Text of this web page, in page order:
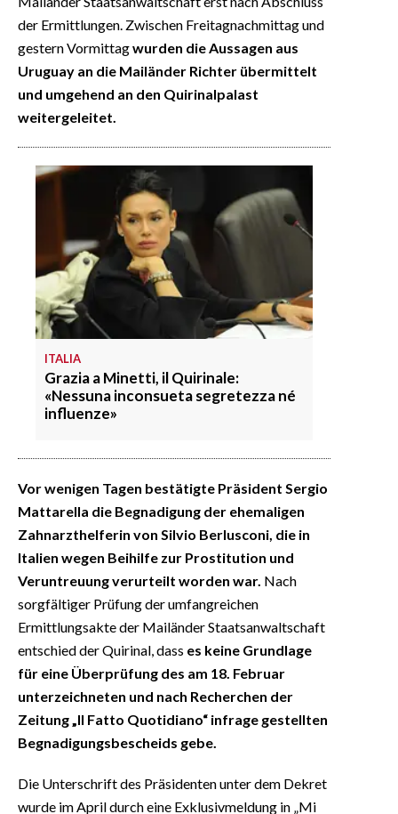
STORE
der Ermittlungen. Zwischen Freitagnachmittag und
gestern Vormittagwurden die Aussagen aus
Uruguay an die Mailänder Richter übermittelt
und umgehend an den Quirinalpalast
weitergeleitet.
ITALIA
Grazia a Minetti, il Quirinale:
«Nessuna inconsueta segretezza né
influenze»
Vor wenigen Tagen bestätigte Präsident Sergio
Mattarella die Begnadigung der ehemaligen
Zahnarzthelferin von Silvio Berlusconi, die in
Italien wegen Beihilfe zur Prostitution und
Veruntreuung verurteilt worden war. Nach
sorgfältiger Prüfung der umfangreichen
Ermittlungsakte der Mailänder Staatsanwaltschaft
entschied der Quirinal, dass es keine Grundlage
für eine Überprüfung des am 18. Februar
unterzeichneten und nach Recherchen der
Zeitung „Il Fatto Quotidiano“ infrage gestellten
Begnadigungsbescheids gebe.
Die Unterschrift des Präsidenten unter dem Dekret
wurde im April durch eine Exklusivmeldung in „Mi